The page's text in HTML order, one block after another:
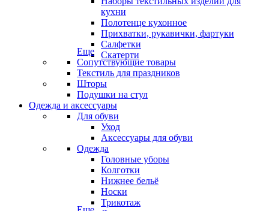
кухни
Полотенце кухонное
Прихватки, рукавички, фартуки
Салфетки
Скатерти
Еще
Сопутствующие товары
Текстиль для праздников
Шторы
Подушки на стул
Одежда и аксессуары
Для обуви
Уход
Аксессуары для обуви
Одежда
Головные уборы
Колготки
Нижнее бельё
Носки
Трикотаж